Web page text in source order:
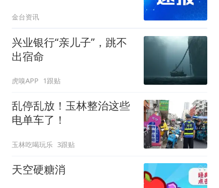
金台资讯
兴业银行“亲儿子”，跳不
出宿命
虎嗅APP 1跟贴
乱停乱放！玉林整治这些
电单车了！
玉林吃喝玩乐 3跟贴
天空硬糖消